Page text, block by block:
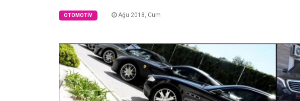
OTOMOTIV Ağu 2018, Cum